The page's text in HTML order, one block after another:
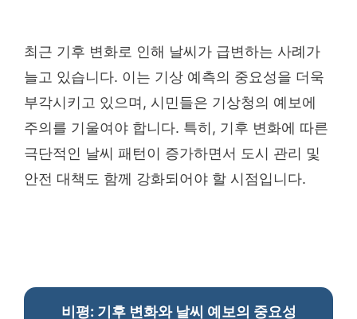
최근 기후 변화로 인해 날씨가 급변하는 사례가
늘고 있습니다. 이는 기상 예측의 중요성을 더욱
부각시키고 있으며, 시민들은 기상청의 예보에
주의를 기울여야 합니다. 특히, 기후 변화에 따른
극단적인 날씨 패턴이 증가하면서 도시 관리 및
안전 대책도 함께 강화되어야 할 시점입니다.
비평: 기후 변화와 날씨 예보의 중요성